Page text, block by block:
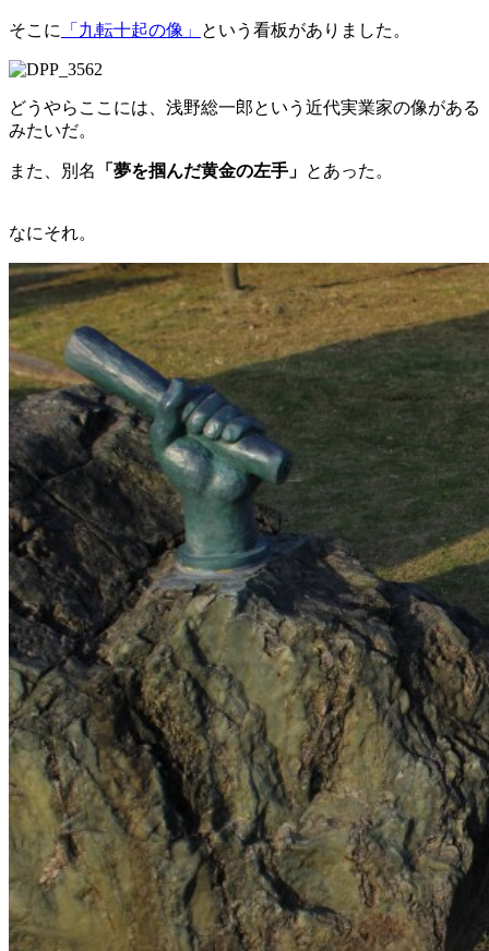
そこに 「九転十起の像」 という看板がありました。
どうやらここには、浅野総一郎という近代実業家の像がある
みたいだ。
また、別名 「夢を掴んだ黄金の左手」 とあった。
なにそれ。